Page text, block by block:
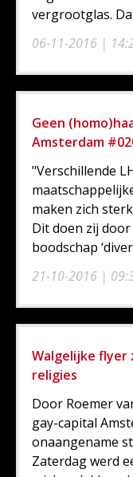
06-11-2016 |
vergrootglas.
Geen
Amsterdam
21-10-2016 |
"Verschillende
maken zich
Dit doen zij
boodschap
Walgelijke flyer
religies
Door Roemer
gay-capital
onaangename
Zaterdag werd